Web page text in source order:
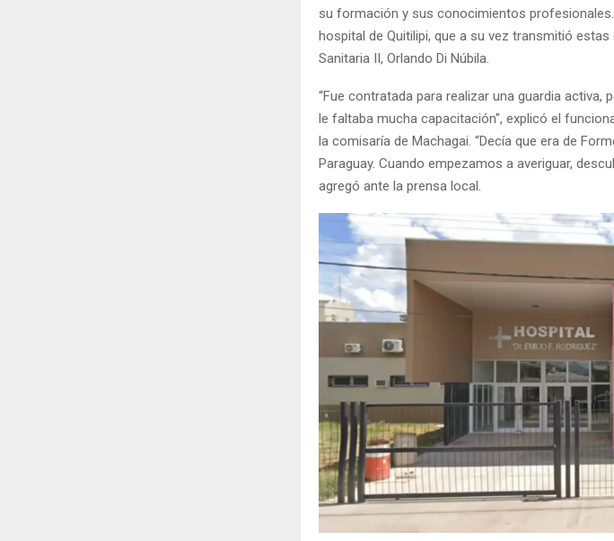
su formación y sus conocimientos
hospital de Quitilipi, que a su vez transmitió
Sanitaria II, Orlando Di Núbila.
“Fue contratada para realizar una guardia
le faltaba mucha capacitación", explicó el
la comisaría de Machagai. “Decía que era de
Paraguay. Cuando empezamos a averiguar,
agregó ante la prensa local.